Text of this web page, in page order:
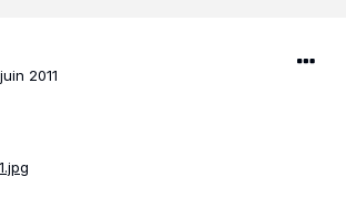
2011